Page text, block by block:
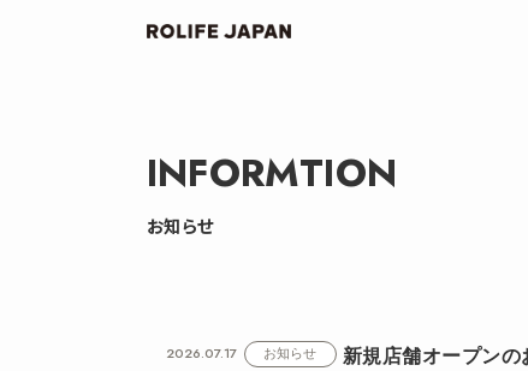
INFORMTION
お知らせ
2026.07.17 お知らせ 新規店舗オープンの